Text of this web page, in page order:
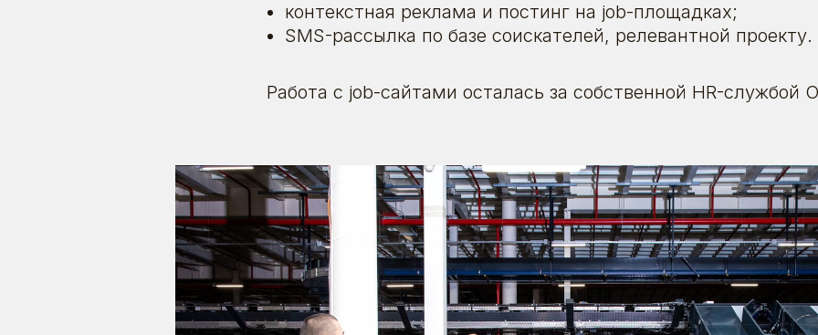
контекстная реклама и постинг на job-площадках;
SMS-рассылка по базе соискателей, релевантной проекту.
Работа с job-сайтами осталась за собственной HR-службой